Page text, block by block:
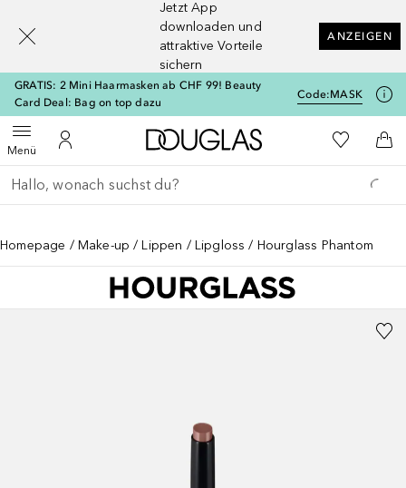
Jetzt App
downloaden und
attraktive Vorteile
sichern
ANZEIGEN
GRATIS: 2 Mini Haarmasken ab CHF 99! Beauty
Card Deal: Bag on top dazu
Code:MASK
MenüMenü öffnenZu Meinem Kundenkonto
Zur Douglas Startseite
Zu Meiner
Gehe zurück
Suche ausführen
Homepage Make-up Lippen Lipgloss Hourglass Phantom
[navigation.slideout.screenreader]